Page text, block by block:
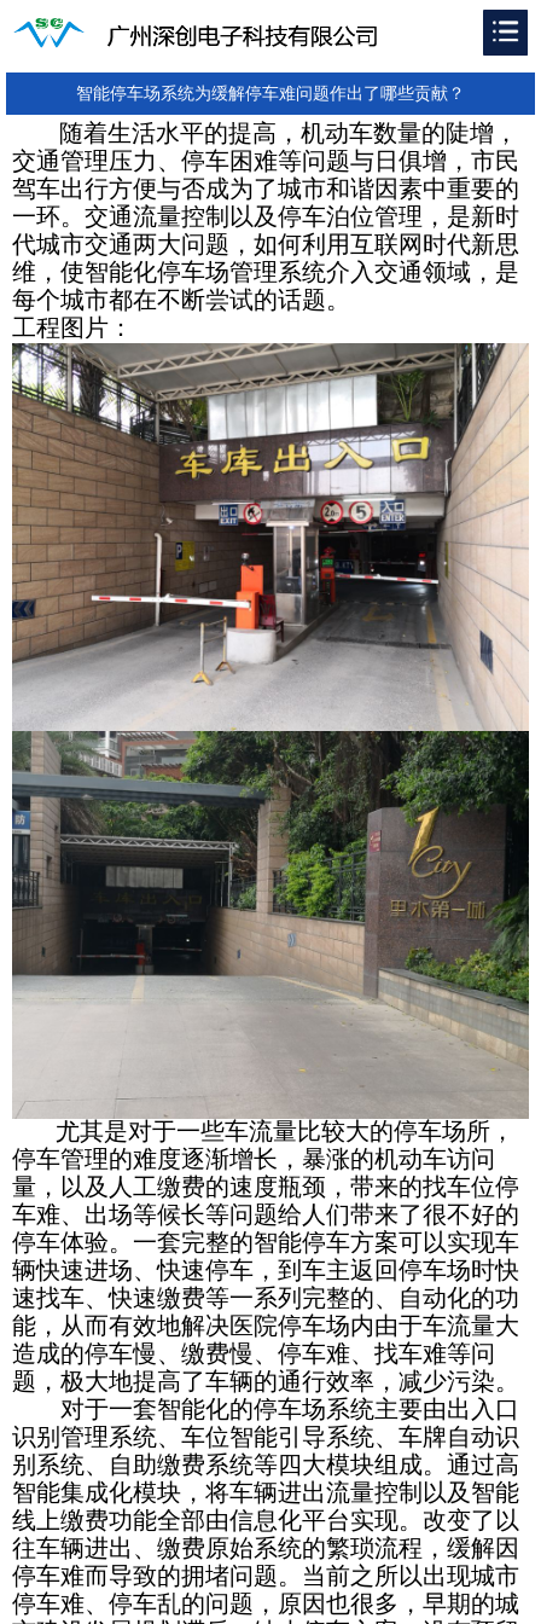
智能停车场系统为缓解停车难问题作出了哪些贡献？
随着生活水平的提高，机动车数量的陡增，
交通管理压力、停车困难等问题与日俱增，市民
驾车出行方便与否成为了城市和谐因素中重要的
一环。交通流量控制以及停车泊位管理，是新时
代城市交通两大问题，如何利用互联网时代新思
维，使智能化停车场管理系统介入交通领域，是
每个城市都在不断尝试的话题。
工程图片：
尤其是对于一些车流量比较大的停车场所，
停车管理的难度逐渐增长，暴涨的机动车访问
量，以及人工缴费的速度瓶颈，带来的找车位停
车难、出场等候长等问题给人们带来了很不好的
停车体验。一套完整的智能停车方案可以实现车
辆快速进场、快速停车，到车主返回停车场时快
速找车、快速缴费等一系列完整的、自动化的功
能，从而有效地解决医院停车场内由于车流量大
造成的停车慢、缴费慢、停车难、找车难等问
题，极大地提高了车辆的通行效率，减少污染。
对于一套智能化的停车场系统主要由出入口
识别管理系统、车位智能引导系统、车牌自动识
别系统、自助缴费系统等四大模块组成。通过高
智能集成化模块，将车辆进出流量控制以及智能
线上缴费功能全部由信息化平台实现。改变了以
往车辆进出、缴费原始系统的繁琐流程，缓解因
停车难而导致的拥堵问题。当前之所以出现城市
停车难、停车乱的问题，原因也很多，早期的城